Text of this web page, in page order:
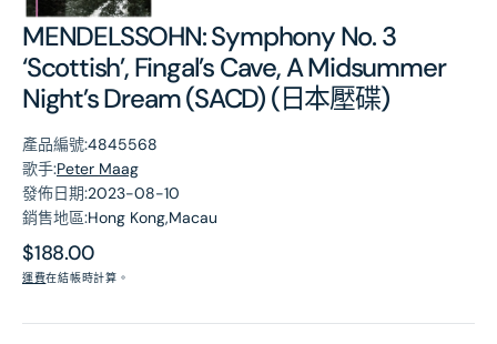
MENDELSSOHN: Symphony No. 3
‘Scottish’, Fingal’s Cave, A Midsummer
Night’s Dream (SACD) (日本壓碟)
產品編號:4845568
歌手:Peter Maag
發佈日期:2023-08-10
銷售地區:Hong Kong,Macau
原
價
$188.00
運費在結帳時計算。